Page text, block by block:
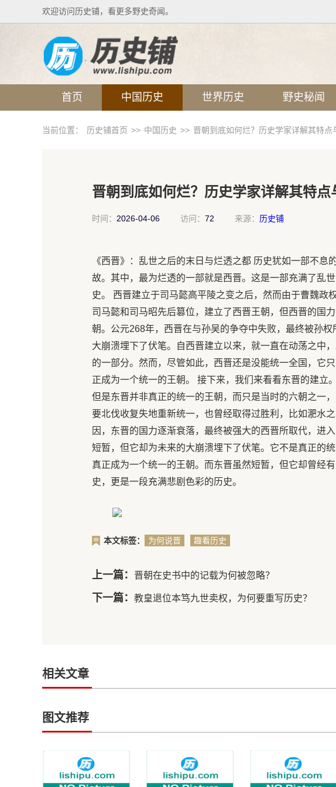
欢迎访问历史铺，看更多野史奇闻。
首页 中国历史 世界历史 野史秘闻
当前位置： 历史铺首页 >> 中国历史 >> 晋朝到底如何烂？历史学家详解其特点
晋朝到底如何烂？历史学家详解其特点
时间： 2026-04-06 访问： 72 来源： 历史铺
《西晋》：乱世之后的末日与烂透之都 历史犹如一部不息
故。其中，最为烂透的一部就是西晋。这是一部充满了乱
史。 西晋建立于司马懿高平陵之变之后，然而由于曹魏政
司马懿和司马昭先后篡位，建立了西晋王朝，但西晋的国
朝。公元268年，西晋在与孙吴的争夺中失败，最终被孙
大崩溃埋下了伏笔。自西晋建立以来，就一直在动荡之中
的一部分。然而，尽管如此，西晋还是没能统一全国，它
正成为一个统一的王朝。 接下来，我们来看看东晋的建立
但是东晋并非真正的统一的王朝，而只是当时的六朝之一
要北伐收复失地重新统一，也曾经取得过胜利，比如淝水
因，东晋的国力逐渐衰落，最终被强大的西晋所取代，进
短暂，但它却为未来的大崩溃埋下了伏笔。它不是真正的
真正成为一个统一的王朝。而东晋虽然短暂，但它却曾经
史，更是一段充满悲剧色彩的历史。
本文标签：
为何说晋
王朝
趣看历史
上一篇： 晋朝在史书中的记载为何被忽略？
下一篇： 教皇退位本笃九世卖权，为何要重写历史？
相关文章
图文推荐